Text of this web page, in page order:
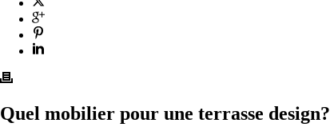
Quel mobilier pour une terrasse design?